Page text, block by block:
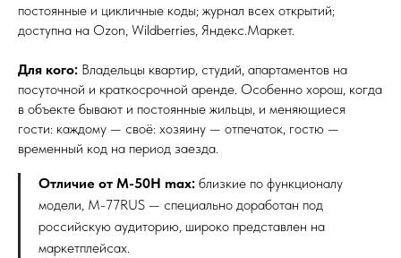
постоянные и цикличные коды; журнал всех открытий;
доступна на Ozon, Wildberries, Яндекс.Маркет.
Для кого: Владельцы квартир, студий, апартаментов на
посуточной и краткосрочной аренде. Особенно хорош, когда
в объекте бывают и постоянные жильцы, и меняющиеся
гости: каждому — своё: хозяину — отпечаток, гостю —
временный код на период заезда.
Отличие от M-50H max: близкие по функционалу
модели, M-77RUS — специально доработан под
российскую аудиторию, широко представлен на
маркетплейсах.